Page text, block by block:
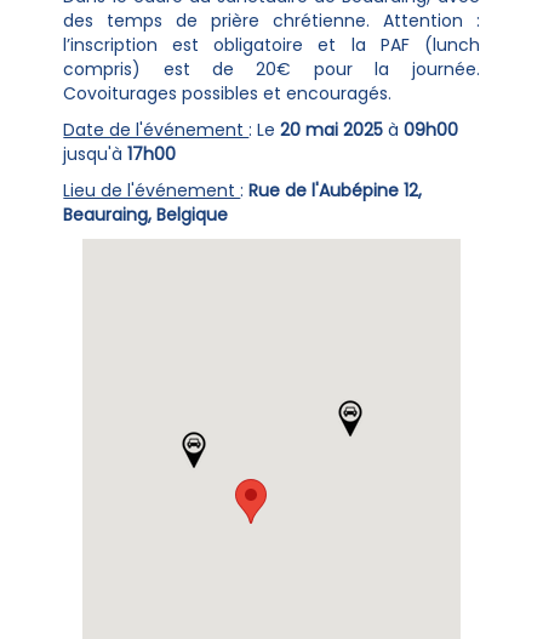
des temps de prière chrétienne. Attention :
l’inscription est obligatoire et la PAF (lunch
compris) est de 20€ pour la journée.
Covoiturages possibles et encouragés.
Date de l'événement: Le20 mai 2025 à09h00
jusqu'à17h00
Lieu de l'événement:Rue de l'Aubépine 12,
Beauraing, Belgique